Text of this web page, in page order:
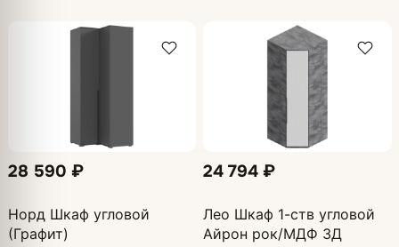
28 590 ₽
Норд Шкаф угловой
(Графит)
24 794 ₽
Лео Шкаф 1-ств угловой
Айрон рок/МДФ 3Д